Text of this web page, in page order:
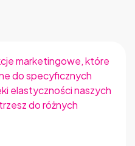
marketingowe, które
do specyficznych
elastyczności naszych
do różnych